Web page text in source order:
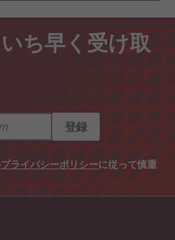
ち早く受け取
登録
プライバシーポリシーに従って慎重